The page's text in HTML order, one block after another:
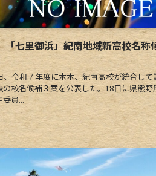
「七里御浜」紀南地域新高校名称
令和７年度に木本、紀南高校が統合して
校名候補３案を公表した。18日に県熊野
員...